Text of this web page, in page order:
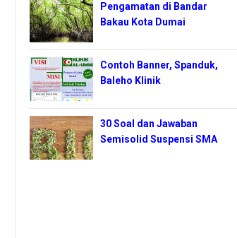
Pengamatan di Bandar
Bakau Kota Dumai
Contoh Banner, Spanduk,
Baleho Klinik
30 Soal dan Jawaban
Semisolid Suspensi SMA